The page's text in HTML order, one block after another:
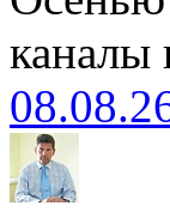
каналы